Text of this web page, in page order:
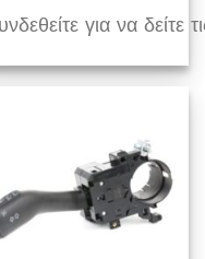
για να δείτε